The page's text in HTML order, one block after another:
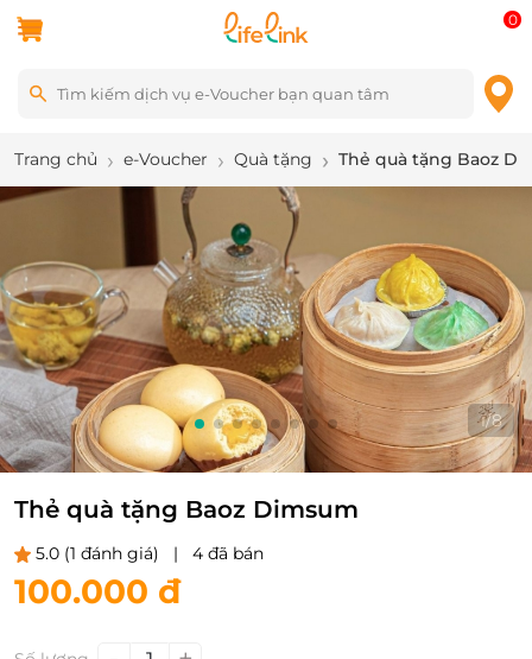
0
Trang chủ e-Voucher Quà tặng Thẻ quà tặng Baoz
1/8
Thẻ quà tặng Baoz Dimsum
5.0 (1 đánh giá) | 4 đã bán
100.000 đ